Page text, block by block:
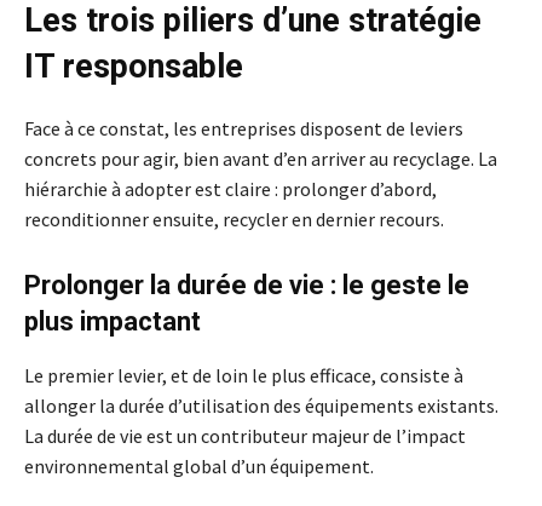
Les trois piliers d’une stratégie
IT responsable
Face à ce constat, les entreprises disposent de leviers
concrets pour agir, bien avant d’en arriver au recyclage. La
hiérarchie à adopter est claire : prolonger d’abord,
reconditionner ensuite, recycler en dernier recours.
Prolonger la durée de vie : le geste le
plus impactant
Le premier levier, et de loin le plus efficace, consiste à
allonger la durée d’utilisation des équipements existants.
La durée de vie est un contributeur majeur de l’impact
environnemental global d’un équipement.